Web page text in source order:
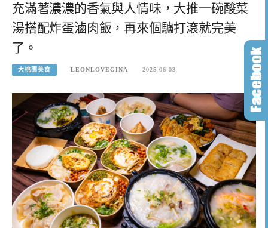
充滿著濃濃的香氣與人情味，大推一碗酸菜
湯搭配炸蛋滷肉飯，再來個驢打滾就完美
了。
大桃園美食 LEONLOVEGINA 2025-06-03